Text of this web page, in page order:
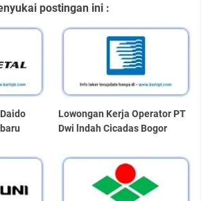
postingan ini :
Lowongan Kerja Operator PT
Dwi lndah Cicadas Bogor